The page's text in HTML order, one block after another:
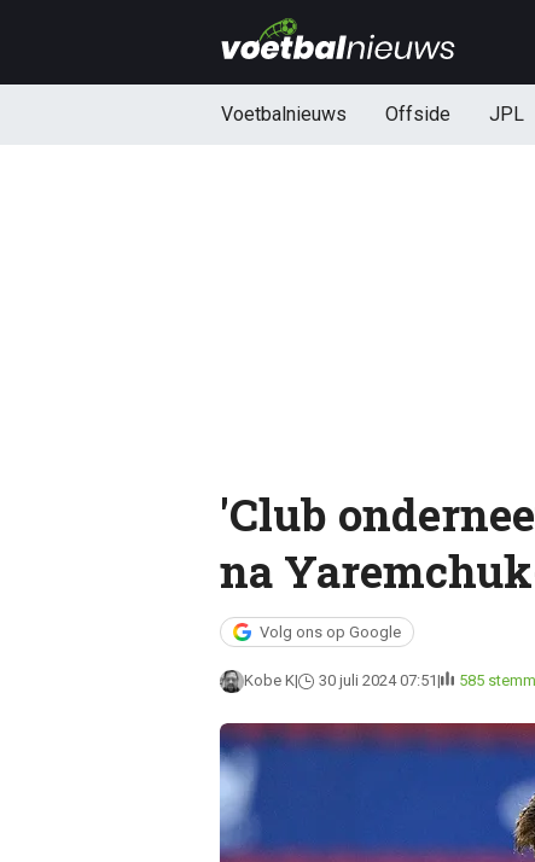
Voetbalnieuws Offside JPL
'Club
na
Volg ons op Google
Kobe K 30 juli 2024 07:51 585